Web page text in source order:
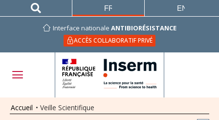
Interface nationale ANTIBIORÉSISTANCE
ACCÈS COLLABORATIF PRIVÉ
FRANÇAIS ENGLISH
Accueil • Veille Scientifique